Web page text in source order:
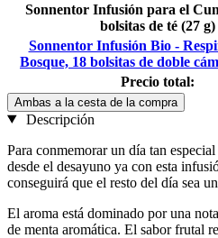
Sonnentor Infusión para el
bolsitas de té (27 g)
Sonnentor Infusión Bio -
Bosque, 18 bolsitas de doble
Precio total:
Ambas a la cesta de la compra
Descripción
Para conmemorar un día tan
desde el desayuno ya con esta
conseguirá que el resto del día sea
El aroma está dominado por una
de menta aromática. El sabor frutal